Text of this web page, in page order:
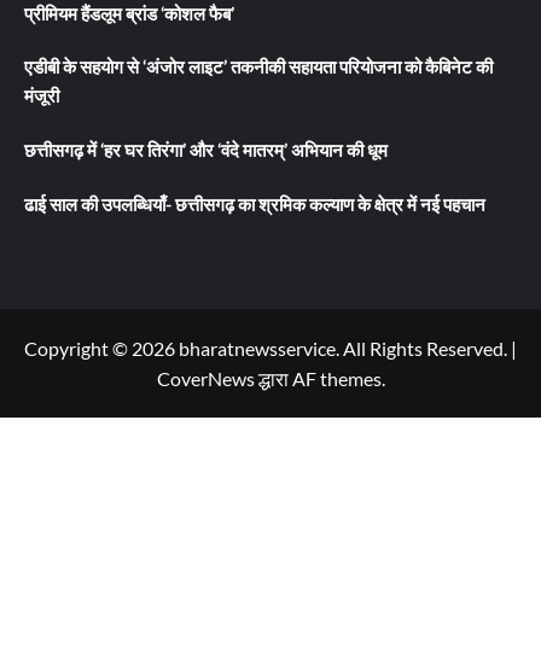
प्रीमियम हैंडलूम ब्रांड ‘कोशल फैब’
एडीबी के सहयोग से ‘अंजोर लाइट’ तकनीकी सहायता परियोजना को कैबिनेट की
मंजूरी
छत्तीसगढ़ में ‘हर घर तिरंगा’ और ‘वंदे मातरम्’ अभियान की धूम
ढाई साल की उपलब्धियाँ- छत्तीसगढ़ का श्रमिक कल्याण के क्षेत्र में नई पहचान
Copyright © 2026 bharatnewsservice. All Rights Reserved. |
CoverNewsद्धारा AF themes.